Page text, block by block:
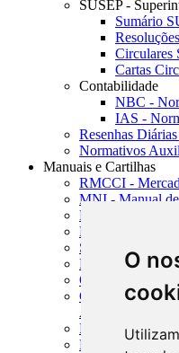
O
SUSEP -
Sumário
Circulares
Cartas
Contabilidade
NBC -
IAS -
Resenhas
Normativos
Manuais e Cartilhas
RMCCI -
MNI - Manual
MTVM - Manual
MCR - Manual
SISORF -
MASUP -
CADOC -
CNAE-CONCLA
Atividades
PMF - Cartilhas
Manuais